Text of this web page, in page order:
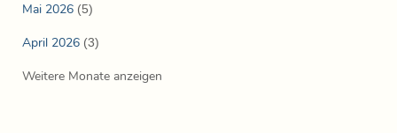
Mai 2026 (5)
April 2026 (3)
Weitere Monate anzeigen